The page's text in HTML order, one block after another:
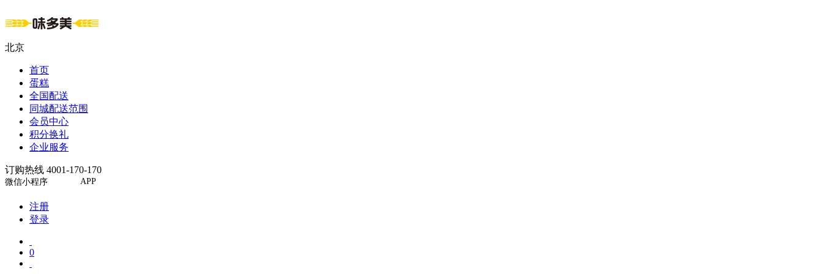
北京
首页
蛋糕
全国配送
同城配送范围
会员中心
积分换礼
企业服务
订购热线 4001-170-170
微信小程序 APP
注册
登录
0